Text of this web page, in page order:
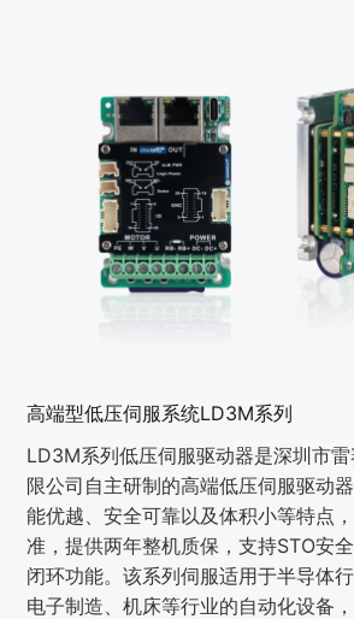
高端型低压伺服系统LD3M系列
LD3M系列低压伺服驱动器是深圳市
限公司自主研制的高端低压伺服驱动
能优越、安全可靠以及体积小等特点
准，提供两年整机质保，支持STO安
闭环功能。该系列伺服适用于半导体行
电子制造、机床等行业的自动化设备